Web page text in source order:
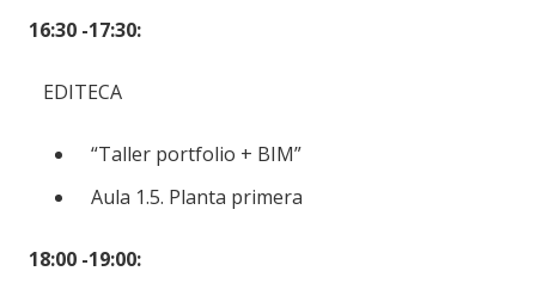
16:30 -17:30:
EDITECA
“Taller portfolio + BIM”
Aula 1.5. Planta primera
18:00 -19:00: